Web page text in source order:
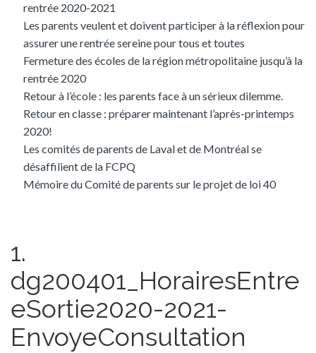
rentrée 2020-2021
Les parents veulent et doivent participer à la réflexion pour
assurer une rentrée sereine pour tous et toutes
Fermeture des écoles de la région métropolitaine jusqu’à la
rentrée 2020
Retour à l’école : les parents face à un sérieux dilemme.
Retour en classe : préparer maintenant l’après-printemps
2020!
Les comités de parents de Laval et de Montréal se
désaffilient de la FCPQ
Mémoire du Comité de parents sur le projet de loi 40
1.
dg200401_HorairesEntre
eSortie2020-2021-
EnvoyeConsultation